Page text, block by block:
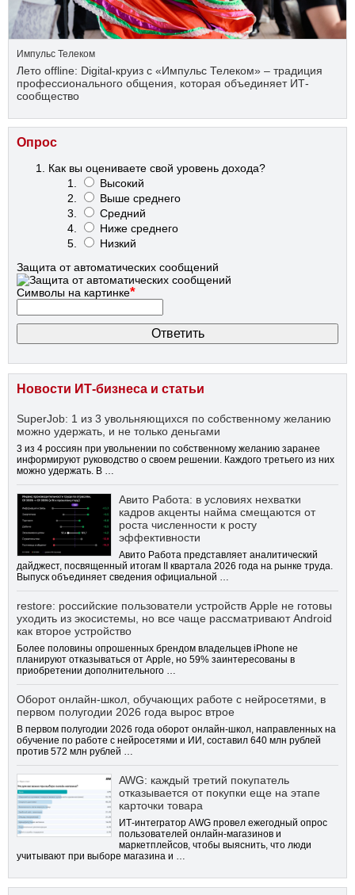
Импульс Телеком
Лето offline: Digital-круиз с «Импульс Телеком» – традиция
профессионального общения, которая объединяет ИТ-
сообщество
Опрос
Как вы оцениваете свой уровень дохода?
Высокий
Выше среднего
Средний
Ниже среднего
Низкий
Защита от автоматических сообщений
Символы на картинке*
Новости ИТ-бизнеса и статьи
SuperJob: 1 из 3 увольняющихся по собственному желанию
можно удержать, и не только деньгами
3 из 4 россиян при увольнении по собственному желанию заранее
информируют руководство о своем решении. Каждого третьего из них
можно удержать. В …
Авито Работа: в условиях нехватки
кадров акценты найма смещаются от
роста численности к росту
эффективности
Авито Работа представляет аналитический
дайджест, посвященный итогам II квартала 2026 года на рынке труда.
Выпуск объединяет сведения официальной …
restore: российские пользователи устройств Apple не готовы
уходить из экосистемы, но все чаще рассматривают Android
как второе устройство
Более половины опрошенных брендом владельцев iPhone не
планируют отказываться от Apple, но 59% заинтересованы в
приобретении дополнительного …
Оборот онлайн-школ, обучающих работе с нейросетями, в
первом полугодии 2026 года вырос втрое
В первом полугодии 2026 года оборот онлайн-школ, направленных на
обучение по работе с нейросетями и ИИ, составил 640 млн рублей
против 572 млн рублей …
AWG: каждый третий покупатель
отказывается от покупки еще на этапе
карточки товара
ИТ-интегратор AWG провел ежегодный опрос
пользователей онлайн-магазинов и
маркетплейсов, чтобы выяснить, что люди
учитывают при выборе магазина и …